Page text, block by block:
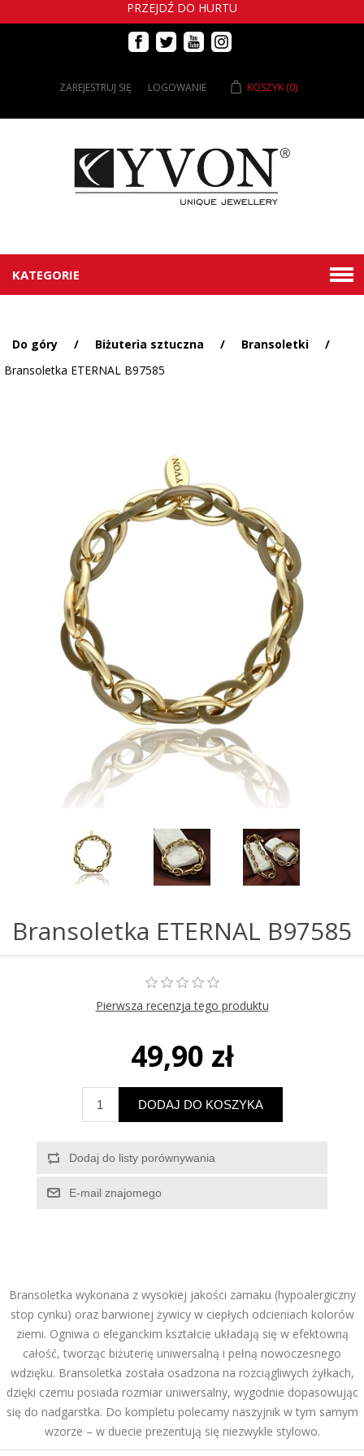
PRZEJDŹ DO HURTU
ZAREJESTRUJ SIĘ LOGOWANIE KOSZYK (0)
KATEGORIE
Do góry / Biżuteria sztuczna / Bransoletki
/
Bransoletka ETERNAL B97585
Bransoletka ETERNAL B97585
Pierwsza recenzja tego produktu
49,90 zł
Bransoletka wykonana z wysokiej jakości zamaku (hypoalergiczny
stop cynku) oraz barwionej żywicy w ciepłych odcieniach kolorów
ziemi. Ogniwa o eleganckim kształcie układają się w efektowną
całość, tworząc biżuterię uniwersalną i pełną nowoczesnego
wdzięku. Bransoletka została osadzona na rozciągliwych żyłkach,
dzięki czemu posiada rozmiar uniwersalny, wygodnie dopasowując
się do nadgarstka. Do kompletu polecamy naszyjnik w tym samym
wzorze – w duecie prezentują się niezwykle stylowo.